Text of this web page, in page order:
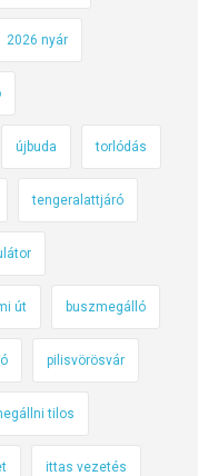
2026 nyár
újbuda torlódás
tengeralattjáró
út buszmegálló
pilisvörösvár
tilos
ittas vezetés